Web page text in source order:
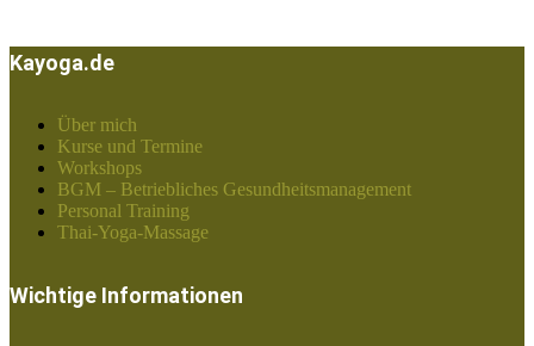
Kayoga.de
Über mich
Kurse und Termine
Workshops
BGM – Betriebliches Gesundheitsmanagement
Personal Training
Thai-Yoga-Massage
Wichtige Informationen